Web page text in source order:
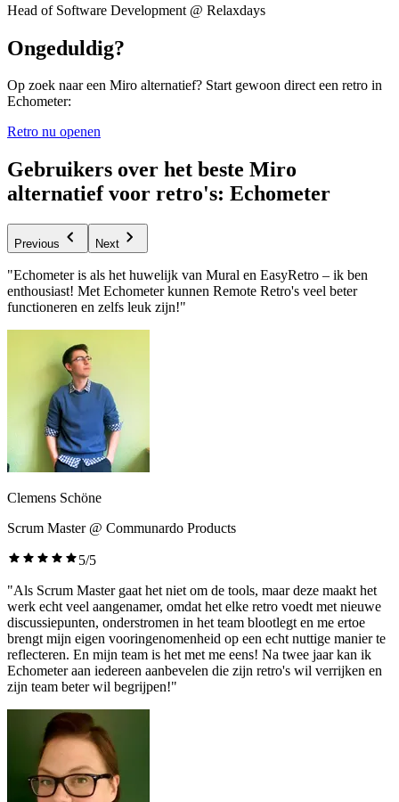
Head of Software Development @ Relaxdays
Ongeduldig?
Op zoek naar een Miro alternatief? Start gewoon direct een retro in
Echometer:
Retro nu openen
Gebruikers over het beste Miro
alternatief voor retro's: Echometer
Previous Next
"Echometer is als het huwelijk van Mural en EasyRetro – ik ben
enthousiast! Met Echometer kunnen Remote Retro's veel beter
functioneren en zelfs leuk zijn!"
Clemens Schöne
Scrum Master @ Communardo Products
5/5
"Als Scrum Master gaat het niet om de tools, maar deze maakt het
werk echt veel aangenamer, omdat het elke retro voedt met nieuwe
discussiepunten, onderstromen in het team blootlegt en me ertoe
brengt mijn eigen vooringenomenheid op een echt nuttige manier te
reflecteren. En mijn team is het met me eens! Na twee jaar kan ik
Echometer aan iedereen aanbevelen die zijn retro's wil verrijken en
zijn team beter wil begrijpen!"